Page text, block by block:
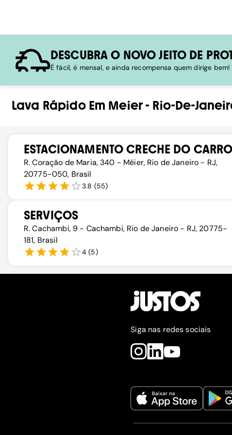
DESCUBRA O NOVO JEITO DE
É fácil, é mensal, e ainda recompensa quem dirige
Lava RápidoEm Meier- Rio-De-
ESTACIONAMENTO CRECHE DO CARRO
R. Coração de Maria, 340 - Méier, Rio de Janeiro - RJ,
20775-050, Brasil
3.8 (55)
SERVIÇOS
R. Cachambi, 9 - Cachambi, Rio de Janeiro - RJ, 20775-
181, Brasil
4 (5)
Siga nas redes sociais